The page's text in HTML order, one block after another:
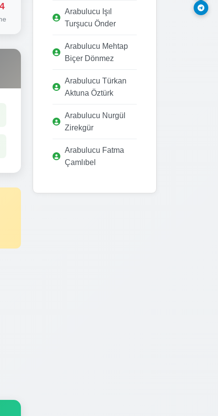
Arabulucu Işıl
Turşucu Önder
Arabulucu Mehtap
Biçer Dönmez
Arabulucu Türkan
Aktuna Öztürk
Arabulucu Nurgül
Zirekgür
Arabulucu Fatma
Çamlıbel